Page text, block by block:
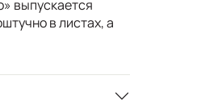
выпускается
в листах, а